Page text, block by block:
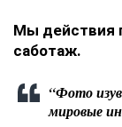
Мы действия
саботаж.
“Фото
мировые